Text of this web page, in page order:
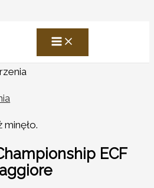
ECF